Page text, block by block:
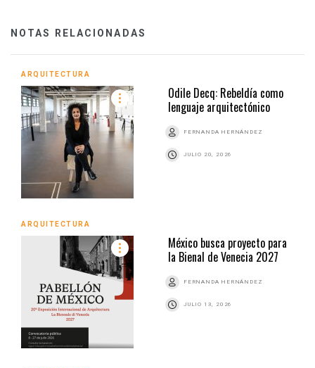
NOTAS RELACIONADAS
ARQUITECTURA
Odile Decq: Rebeldía como
lenguaje arquitectónico
FERNANDA HERNÁNDEZ
JULIO 20, 2026
ARQUITECTURA
México busca proyecto para
la Bienal de Venecia 2027
FERNANDA HERNÁNDEZ
JULIO 13, 2026